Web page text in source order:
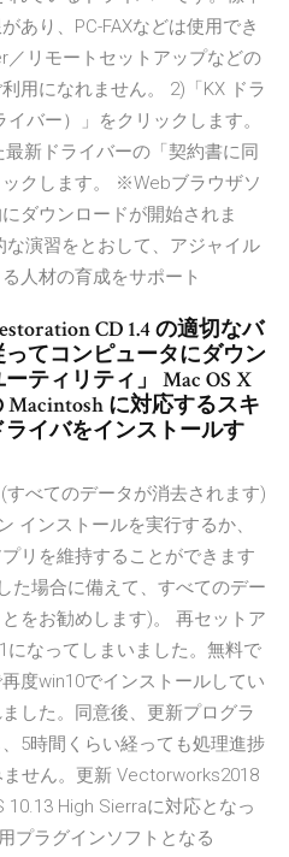
あり、PC-FAXなどは使用でき
／リモートセットアップなどの
用になれません。 2)「KX ドラ
バー）」をクリックします。
新ドライバーの「契約書に同
クします。 ※Webブラウザソ
ダウンロードが開始されま
演習をとおして、アジャイル
人材の育成をサポート
CD 1.4 の適切なバ
てコンピュータにダウン
ティリティ」 Mac OS X
Macintosh に対応するスキ
イバをインストールす
べてのデータが消去されます)
インストールを実行するか、
リを維持することができます
た場合に備えて、すべてのデー
をお勧めします)。 再セットア
になってしまいました。無料で
度win10でインストールしてい
した。同意後、更新プログラ
5時間くらい経っても処理進捗
せん。更新 Vectorworks2018
High Sierraに対応となっ
プラグインソフトとなる